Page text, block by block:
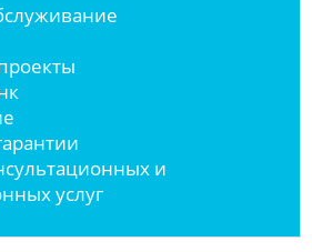
и
услуг